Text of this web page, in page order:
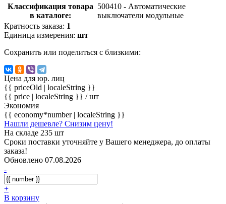
Классификация товара
в каталоге:
500410 - Автоматические
выключатели модульные
Кратность заказа: 1
Единица измерения: шт
Сохранить или поделиться с близкими:
Цена для юр. лиц
{{ priceOld | localeString }}
{{ price | localeString }} / шт
Экономия
{{ economy*number | localeString }}
Нашли дешевле? Снизим цену!
На складе 235 шт
Сроки поставки уточняйте у Вашего менеджера, до оплаты
заказа!
Обновлено 07.08.2026
-
+
В корзину